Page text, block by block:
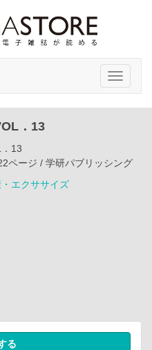
Toggle
．13
13
ページ / 学研パブリッシング
エクササイズ
る